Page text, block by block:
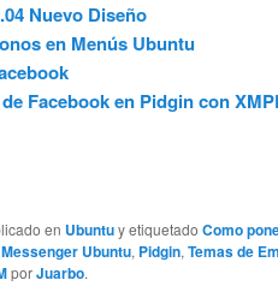
Nuevo Diseño
en Menús Ubuntu
Facebook en Pidgin con
en Ubuntuy etiquetadoComo
Messenger Ubuntu, Pidgin,Temas de
porJuarbo.